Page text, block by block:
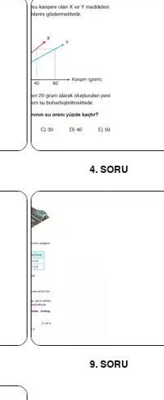
4. SORU
9. SORU